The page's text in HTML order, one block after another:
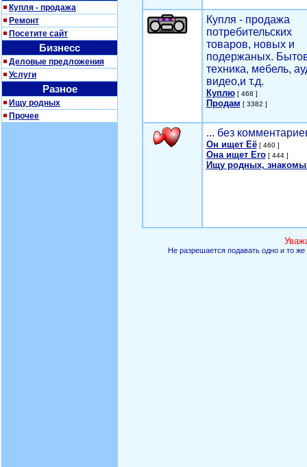
Купля - продажа
Ремонт
Посетите сайт
Бизнесс
Деловые предложения
Услуги
Разное
Ищу родных
Прочее
Купля - продажа
потребительских
товаров, новых и
подержаных.
техника, мебель,
видео,и т.д.
Куплю[ 468 ]
Продам [ 3382 ]
... без
Он ищет Её[ 460 ]
Она ищет Его[ 444 ]
Ищу родных,
Не разрешается подавать одно и то